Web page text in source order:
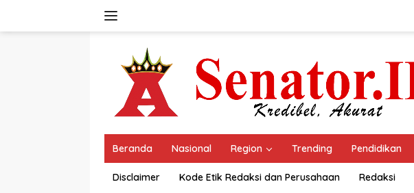
Beranda Nasional Region Trending Pendidikan
Disclaimer Kode Etik Redaksi dan Perusahaan Redaksi